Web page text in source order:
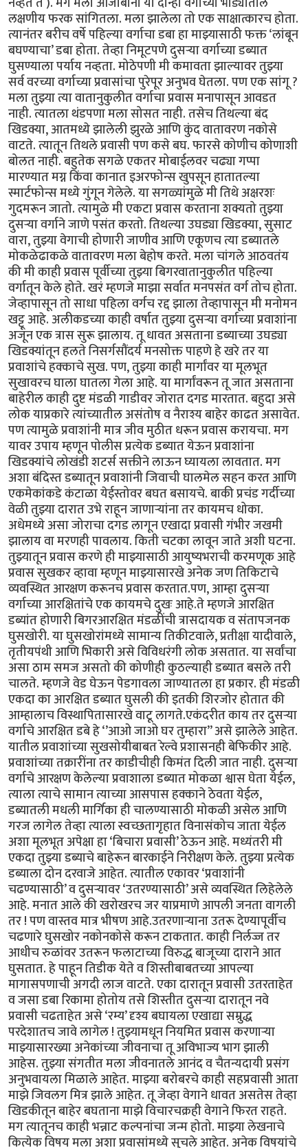
लक्षणीय फरक सांगितला. मला झालेला तो एक साक्षात्कारच होता.
त्यानंतर बरीच वर्षे पहिल्या वर्गाचा डबा हा माझ्यासाठी फक्त ‘लांबून
बघण्याचा’ डबा होता. तेव्हा निमूटपणे दुसऱ्या वर्गाच्या डब्यात
घुसण्याला पर्याय नव्हता. मोठेपणी मी कमावता झाल्यावर तुझ्या
सर्व वरच्या वर्गाच्या प्रवासांचा पुरेपूर अनुभव घेतला. पण एक सांगू ?
मला तुझ्या त्या वातानुकुलीत वर्गाचा प्रवास मनापासून आवडत
नाही. त्यातला थंडपणा मला सोसत नाही. तसेच तिथल्या बंद
खिडक्या, आतमध्ये झालेली झुरळे आणि कुंद वातावरण नकोसे
वाटते. त्यातून तिथले प्रवासी पण कसे बघ. फारसे कोणीच कोणाशी
बोलत नाही. बहुतेक सगळे एकतर मोबाईलवर चढ्या गप्पा
मारण्यात मग्न किंवा कानात इअरफोन्स खुपसून हातातल्या
स्मार्टफोन्स मध्ये गुंगून गेलेले. या सगळ्यांमुळे मी तिथे अक्षरशः
गुदमरून जातो. त्यामुळे मी एकटा प्रवास करताना शक्यतो तुझ्या
दुसऱ्या वर्गाने जाणे पसंत करतो. तिथल्या उघड्या खिडक्या, सुसाट
वारा, तुझ्या वेगाची होणारी जाणीव आणि एकूणच त्या डब्यातले
मोकळेढाकळे वातावरण मला बेहोष करते. मला चांगले आठवतंय
की मी काही प्रवास पूर्वीच्या तुझ्या बिगरवातानुकुलीत पहिल्या
वर्गातून केले होते. खरं म्हणजे माझा सर्वात मनपसंत वर्ग तोच होता.
जेव्हापासून तो साधा पहिला वर्गच रद्द झाला तेव्हापासून मी मनोमन
खट्टू आहे. अलीकडच्या काही वर्षात तुझ्या दुसऱ्या वर्गाच्या प्रवाशांना
अजून एक त्रास सुरू झालाय. तू धावत असताना डब्याच्या उघड्या
खिडक्यांतून हलते निसर्गसौंदर्य मनसोक्त पाहणे हे खरे तर या
प्रवाशांचे हक्काचे सुख. पण, तुझ्या काही मार्गांवर या मूलभूत
सुखावरच घाला घातला गेला आहे. या मार्गांवरून तू जात असताना
बाहेरील काही दुष्ट मंडळी गाडीवर जोरात दगड मारतात. बहुदा असे
लोक याप्रकारे त्यांच्यातील असंतोष व नैराश्य बाहेर काढत असावेत.
पण त्यामुळे प्रवाशांनी मात्र जीव मुठीत धरून प्रवास करायचा. मग
यावर उपाय म्हणून पोलीस प्रत्येक डब्यात येऊन प्रवाशांना
खिडक्यांचे लोखंडी शटर्स सक्तीने लाऊन घ्यायला लावतात. मग
अशा बंदिस्त डब्यातून प्रवाशांनी जिवाची घालमेल सहन करत आणि
एकमेकांकडे कंटाळा येईस्तोवर बघत बसायचे. बाकी प्रचंड गर्दीच्या
वेळी तुझ्या दारात उभे राहून जाणाऱ्यांना तर कायमच धोका.
अधेमध्ये असा जोराचा दगड लागून एखादा प्रवासी गंभीर जखमी
झालाय वा मरणही पावलाय. किती चटका लावून जाते अशी घटना.
तुझ्यातून प्रवास करणे ही माझ्यासाठी आयुष्यभराची करमणूक आहे
प्रवास सुखकर व्हावा म्हणून माझ्यासारखे अनेक जण तिकिटाचे
व्यवस्थित आरक्षण करूनच प्रवास करतात.पण, आम्हा दुसऱ्या
वर्गाच्या आरक्षितांचे एक कायमचे दुखः आहे.ते म्हणजे आरक्षित
डब्यांत होणारी बिगरआरक्षित मंडळींची त्रासदायक व संतापजनक
घुसखोरी. या घुसखोरांमध्ये सामान्य तिकीटवाले, प्रतीक्षा यादीवाले,
तृतीयपंथी आणि भिकारी असे विविधरंगी लोक असतात. या सर्वांचा
असा ठाम समज असतो की कोणीही कुठल्याही डब्यात बसले तरी
चालते. म्हणजे वेड घेऊन पेडगावला जाण्यातला हा प्रकार. ही मंडळी
एकदा का आरक्षित डब्यात घुसली की इतकी शिरजोर होतात की
आम्हालाच विस्थापितासारखे वाटू लागते.एकंदरीत काय तर दुसऱ्या
वर्गाचे आरक्षित डबे हे ‘’आओ जाओ घर तुम्हारा’’ असे झालेले आहेत.
यातील प्रवाशांच्या सुखसोयीबाबत रेल्वे प्रशासनही बेफिकीर आहे.
प्रवाशांच्या तक्रारींना तर काडीचीही किमंत दिली जात नाही. दुसऱ्या
वर्गाचे आरक्षण केलेल्या प्रवाशाला डब्यात मोकळा श्वास घेता येईल,
त्याला त्याचे सामान त्याच्या आसपास हक्काने ठेवता येईल,
डब्यातली मधली मार्गिका ही चालण्यासाठी मोकळी असेल आणि
गरज लागेल तेव्हा त्याला स्वच्छतागृहात विनासंकोच जाता येईल
अशा मूलभूत अपेक्षा हा ‘बिचारा प्रवासी’ ठेऊन आहे. मध्यंतरी मी
एकदा तुझ्या डब्याचे बाहेरून बारकाईने निरीक्षण केले. तुझ्या प्रत्येक
डब्याला दोन दरवाजे आहेत. त्यातील एकावर ‘प्रवाशांनी
चढण्यासाठी’ व दुसऱ्यावर ‘उतरण्यासाठी’ असे व्यवस्थित लिहेलेले
आहे. मनात आले की खरोखरच जर याप्रमाणे आपली जनता वागली
तर ! पण वास्तव मात्र भीषण आहे.उतरणाऱ्याना उतरू देण्यापूर्वीच
चढणारे घुसखोर नकोनकोसे करून टाकतात. काही निर्लज्ज तर
आधीच रुळांवर उतरून फलाटाच्या विरुद्ध बाजूच्या दाराने आत
घुसतात. हे पाहून तिडीक येते व शिस्तीबाबतच्या आपल्या
मागासपणाची अगदी लाज वाटते. एका दारातून प्रवासी उतरताहेत
व जसा डबा रिकामा होतोय तसे शिस्तीत दुसऱ्या दारातून नवे
प्रवासी चढताहेत असे ‘रम्य’ दृश्य बघायला एखाद्या सम्रुद्ध
परदेशातच जावे लागेल ! तुझ्यामधून नियमित प्रवास करणाऱ्या
माझ्यासारख्या अनेकांच्या जीवनाचा तू अविभाज्य भाग झाली
आहेस. तुझ्या संगतीत मला जीवनातले आनंद व चैतन्यदायी प्रसंग
अनुभवायला मिळाले आहेत. माझ्या बरोबरचे काही सहप्रवासी आता
माझे जिवलग मित्र झाले आहेत. तू जेव्हा वेगाने धावत असतेस तेव्हा
खिडकीतून बाहेर बघताना माझे विचारचक्रही वेगाने फिरत राहते.
मग त्यातूनच काही भन्नाट कल्पनांचा जन्म होतो. माझ्या लेखनाचे
कित्येक विषय मला अशा प्रवासांमध्ये सुचले आहेत. अनेक विषयांचे